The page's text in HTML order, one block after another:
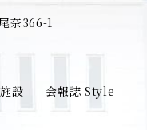
奈366-1
設 会報誌 Style